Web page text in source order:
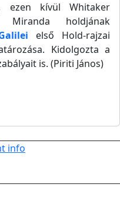
ezen kívül Whitaker
holdjának
első Hold-rajzai
Kidolgozta a
is. (Piriti János)
info